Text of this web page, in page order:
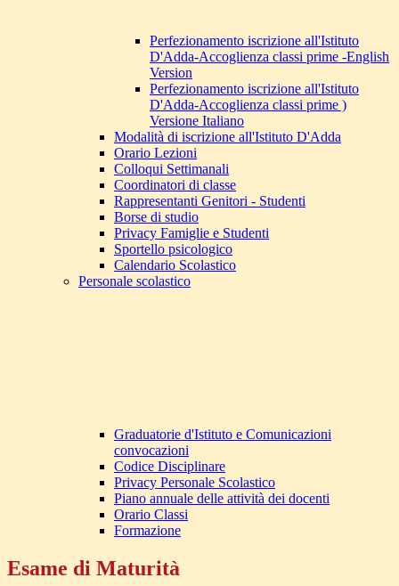
Perfezionamento iscrizione all'Istituto
D'Adda-Accoglienza classi prime -English
Version
Perfezionamento iscrizione all'Istituto
D'Adda-Accoglienza classi prime )
Versione Italiano
Modalità di iscrizione all'Istituto D'Adda
Orario Lezioni
Colloqui Settimanali
Coordinatori di classe
Rappresentanti Genitori - Studenti
Borse di studio
Privacy Famiglie e Studenti
Sportello psicologico
Calendario Scolastico
Personale scolastico
Graduatorie d'Istituto e Comunicazioni
convocazioni
Codice Disciplinare
Privacy Personale Scolastico
Piano annuale delle attività dei docenti
Orario Classi
Formazione
Esame di Maturità